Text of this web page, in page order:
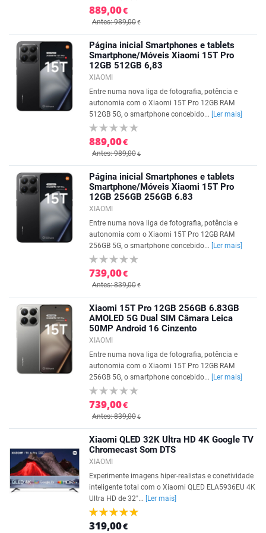
889,00€
Antes: 989,00€
Página inicial Smartphones e tablets
Smartphone/Móveis Xiaomi 15T Pro
12GB 512GB 6,83
XIAOMI
Entre numa nova liga de fotografia, potência e
autonomia com o Xiaomi 15T Pro 12GB RAM
512GB 5G, o smartphone concebido...
[Ler mais]
889,00€
Antes: 989,00€
Página inicial Smartphones e tablets
Smartphone/Móveis Xiaomi 15T Pro
12GB 256GB 256GB 6.83
XIAOMI
Entre numa nova liga de fotografia, potência e
autonomia com o Xiaomi 15T Pro 12GB RAM
256GB 5G, o smartphone concebido...
[Ler mais]
739,00€
Antes: 839,00€
Xiaomi 15T Pro 12GB 256GB 6.83GB
AMOLED 5G Dual SIM Câmara Leica
50MP Android 16 Cinzento
XIAOMI
Entre numa nova liga de fotografia, potência e
autonomia com o Xiaomi 15T Pro 12GB RAM
256GB 5G, o smartphone concebido...
[Ler mais]
739,00€
Antes: 839,00€
Xiaomi QLED 32K Ultra HD 4K Google TV
Chromecast Som DTS
XIAOMI
Experimente imagens hiper-realistas e conetividade
inteligente total com o Xiaomi QLED ELA5936EU 4K
Ultra HD de 32"...
[Ler mais]
319,00€